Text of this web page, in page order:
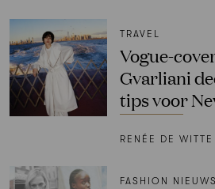
TRAVEL
Vogue-
Gvarliani
tips voor
RENÉE DE
FASHION NIEUWS